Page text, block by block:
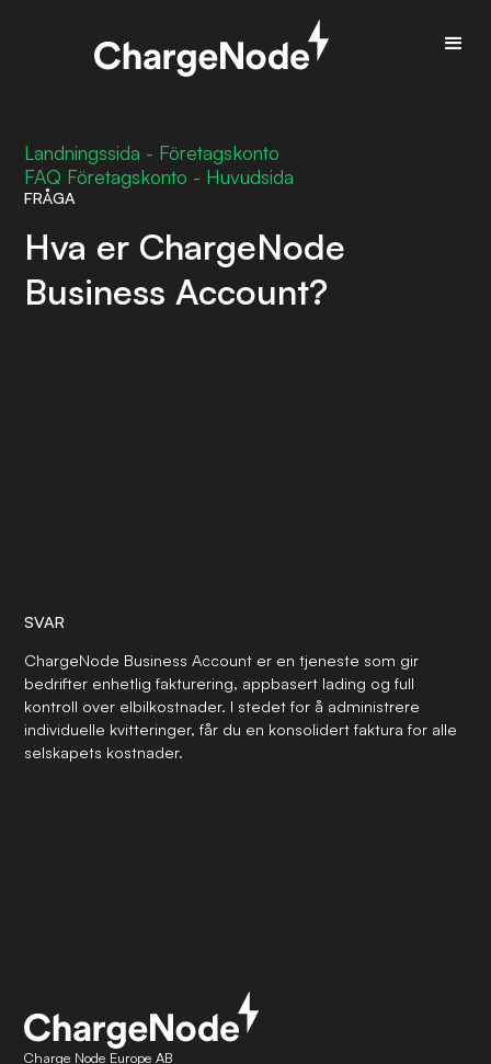
Landningssida - Företagskonto
FAQ Företagskonto - Huvudsida
FRÅGA
Hva er ChargeNode
Business Account?
SVAR
ChargeNode Business Account er en tjeneste som gir
bedrifter enhetlig fakturering, appbasert lading og full
kontroll over elbilkostnader. I stedet for å administrere
individuelle kvitteringer, får du en konsolidert faktura for alle
selskapets kostnader.
Charge Node Europe AB